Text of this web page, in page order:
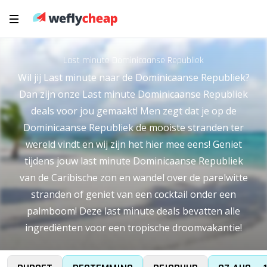
Last minute Dominicaanse Republiek
Wil jij Last minute naar de Dominicaanse Republiek?
Dan zijn onze Last minute Dominicaanse Republiek
deals voor jou gemaakt! Men zegt dat je op de
Dominicaanse Republiek de mooiste stranden ter
wereld vindt en wij zijn het hier mee eens! Geniet
tijdens jouw last minute Dominicaanse Republiek
van de Caribische zon en wandel over de parelwitte
stranden of geniet van een cocktail onder een
palmboom! Deze last minute deals bevatten alle
ingrediënten voor een tropische droomvakantie!